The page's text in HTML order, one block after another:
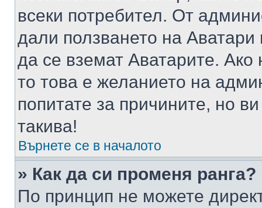
всеки потребител. От
дали ползването на
да се вземат Аватарите.
то това е желанието на
попитате за причините, но
такива!
Върнете се в началото
» Как да си променя ранга?
По принцип не можете